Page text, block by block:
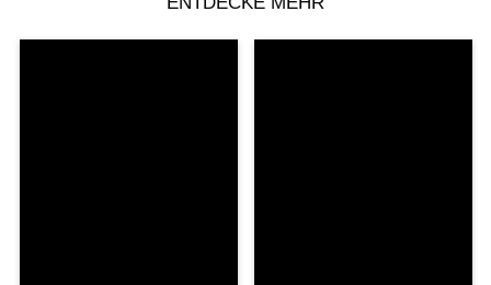
Ein Video oder Foto teilen
Dein Video könnte das erste sein. Stell es dir vor...